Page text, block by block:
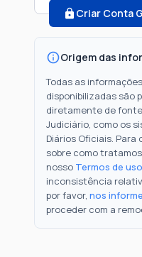
Criar Conta
Origem das
Todas as
disponibilizadas são
diretamente de
Judiciário, como os
Diários Oficiais.
sobre como
nosso Termos de uso
inconsistência
por favor, nos informe
proceder com a